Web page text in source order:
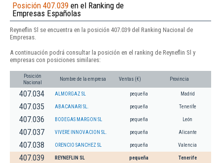
Posición 407.039 en el Ranking de
Empresas Españolas
Reyneflin Sl se encuentra en la posición 407.039 del Ranking Nacional de
Empresas.
A continuación podrá consultar la posición en el ranking de Reyneflin Sl y
empresas con posiciones similares:
Posición
Nacional
Nombre de la empresa Ventas (€) Provincia
407.034 ALMORGAZ SL pequeña Madrid
407.035 ABACANARI SL. pequeña Tenerife
407.036 BODEGAS MARGON SL pequeña León
407.037 VIVERE INNOVACION SL. pequeña Alicante
407.038 ORENCIO SANCHEZ SL pequeña Valencia
407.039 REYNEFLIN SL pequeña Tenerife